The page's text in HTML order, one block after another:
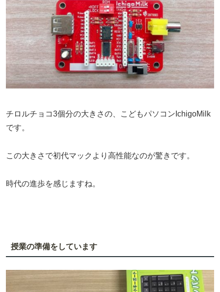
チロルチョコ3個分の大きさの、こどもパソコンIchigoMilk
です。
この大きさで初代マックより高性能なのが驚きです。
時代の進歩を感じますね。
授業の準備をしています